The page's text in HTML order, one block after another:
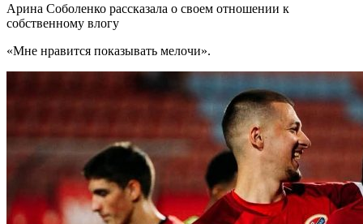
Арина Соболенко рассказала о своем отношении к
собственному влогу
«Мне нравится показывать мелочи».